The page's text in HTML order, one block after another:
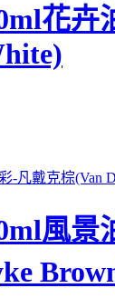
花卉
風景